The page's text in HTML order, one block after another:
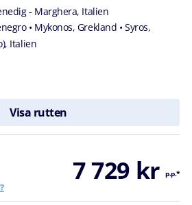
- Marghera, Italien
• Mykonos, Grekland • Syros,
Italien
Visa rutten
7 729 kr p.p.*